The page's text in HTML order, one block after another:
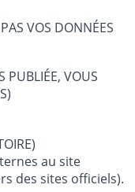
VOS DONNÉES
PUBLIÉE, VOUS
(OBLIGATOIRE)
au site
des sites officiels).